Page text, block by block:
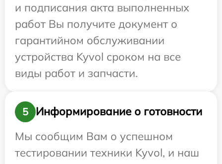
и подписания акта выполненных
работ Вы получите документ о
гарантийном обслуживании
устройства Kyvol сроком на все
виды работ и запчасти.
5
Информирование о готовности
Мы сообщим Вам о успешном
тестировании техники Kyvol, и наш